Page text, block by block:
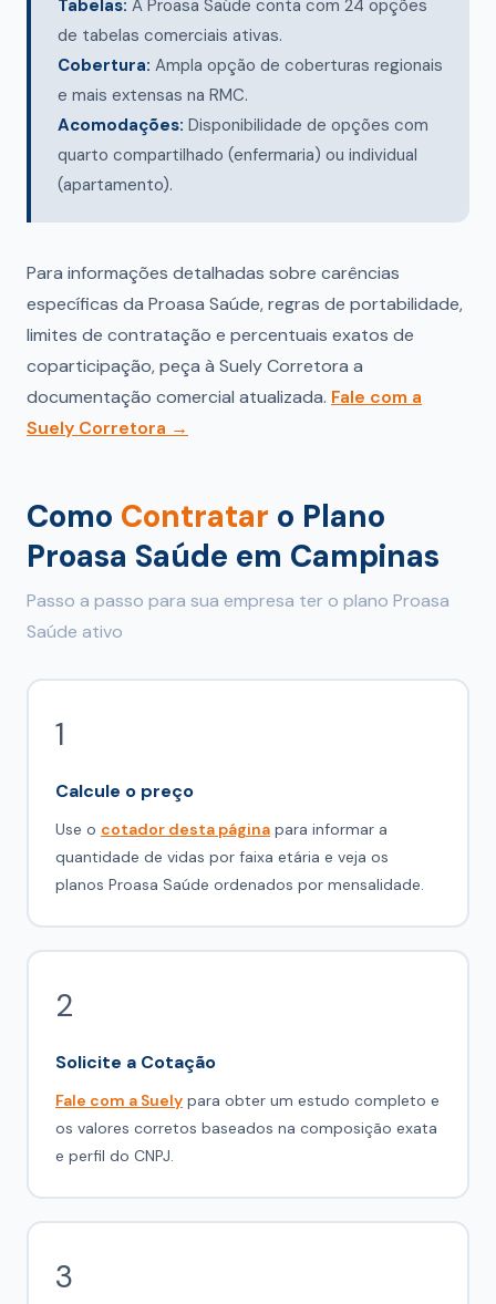
Tabelas: A Proasa Saúde conta com 24 opções
de tabelas comerciais ativas.
Cobertura: Ampla opção de coberturas regionais
e mais extensas na RMC.
Acomodações: Disponibilidade de opções com
quarto compartilhado (enfermaria) ou individual
(apartamento).
Para informações detalhadas sobre carências
específicas da Proasa Saúde, regras de portabilidade,
limites de contratação e percentuais exatos de
coparticipação, peça à Suely Corretora a
documentação comercial atualizada. Fale com a
Suely Corretora →
Como Contratar o Plano
Proasa Saúde em Campinas
Passo a passo para sua empresa ter o plano Proasa
Saúde ativo
1
Calcule o preço
Use o cotador desta página para informar a
quantidade de vidas por faixa etária e veja os
planos Proasa Saúde ordenados por mensalidade.
2
Solicite a Cotação
Fale com a Suely para obter um estudo completo e
os valores corretos baseados na composição exata
e perfil do CNPJ.
3